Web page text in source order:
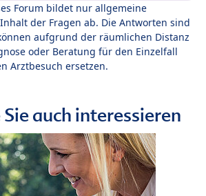
Forum bildet nur allgemeine
der Fragen ab. Die Antworten sind
aufgrund der räumlichen Distanz
oder Beratung für den Einzelfall
Arztbesuch ersetzen.
auch interessieren